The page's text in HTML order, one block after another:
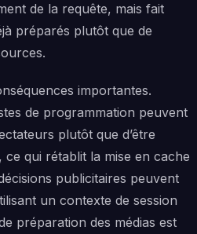
de la requête, mais fait
préparés plutôt que de
importantes.
de programmation peuvent
plutôt que d’être
ce qui rétablit la mise en cache
publicitaires peuvent
un contexte de session
préparation des médias est